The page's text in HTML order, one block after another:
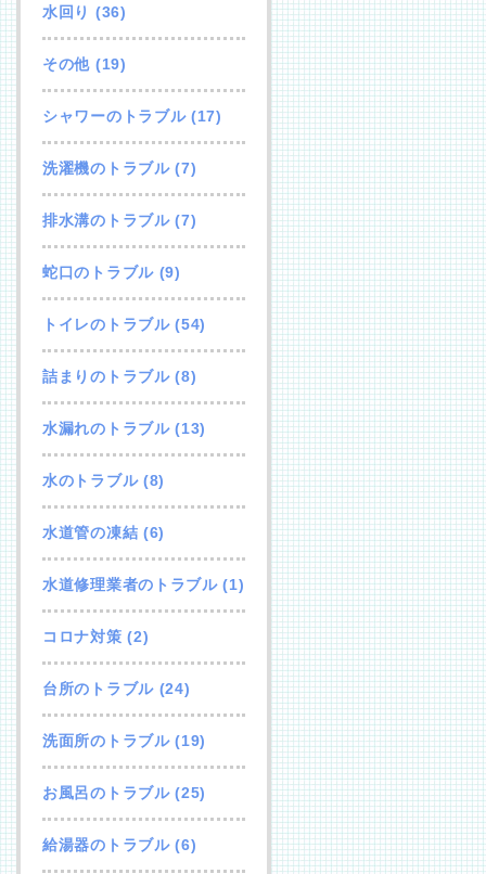
水回り (36)
その他 (19)
シャワーのトラブル(17)
洗濯機のトラブル(7)
排水溝のトラブル(7)
蛇口のトラブル(9)
トイレのトラブル(54)
詰まりのトラブル(8)
水漏れのトラブル(13)
水のトラブル(8)
水道管の凍結 (6)
水道修理業者のトラブル(1)
コロナ対策 (2)
台所のトラブル(24)
洗面所のトラブル(19)
お風呂のトラブル(25)
給湯器のトラブル(6)